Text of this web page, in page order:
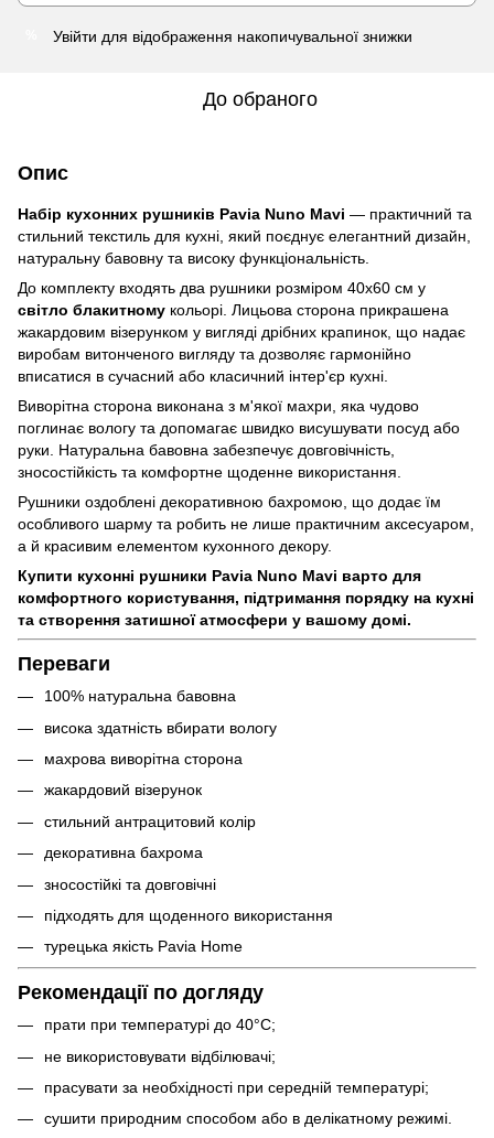
Увійти для відображення накопичувальної знижки
До обраного
Опис
Набір кухонних рушників Pavia Nuno Mavi — практичний та
стильний текстиль для кухні, який поєднує елегантний дизайн,
натуральну бавовну та високу функціональність.
До комплекту входять два рушники розміром 40х60 см у
світло блакитному кольорі. Лицьова сторона прикрашена
жакардовим візерунком у вигляді дрібних крапинок, що надає
виробам витонченого вигляду та дозволяє гармонійно
вписатися в сучасний або класичний інтер'єр кухні.
Виворітна сторона виконана з м'якої махри, яка чудово
поглинає вологу та допомагає швидко висушувати посуд або
руки. Натуральна бавовна забезпечує довговічність,
зносостійкість та комфортне щоденне використання.
Рушники оздоблені декоративною бахромою, що додає їм
особливого шарму та робить не лише практичним аксесуаром,
а й красивим елементом кухонного декору.
Купити кухонні рушники Pavia Nuno Mavi варто для
комфортного користування, підтримання порядку на кухні
та створення затишної атмосфери у вашому домі.
Переваги
100% натуральна бавовна
висока здатність вбирати вологу
махрова виворітна сторона
жакардовий візерунок
стильний антрацитовий колір
декоративна бахрома
зносостійкі та довговічні
підходять для щоденного використання
турецька якість Pavia Home
Рекомендації по догляду
прати при температурі до 40°C;
не використовувати відбілювачі;
прасувати за необхідності при середній температурі;
сушити природним способом або в делікатному режимі.